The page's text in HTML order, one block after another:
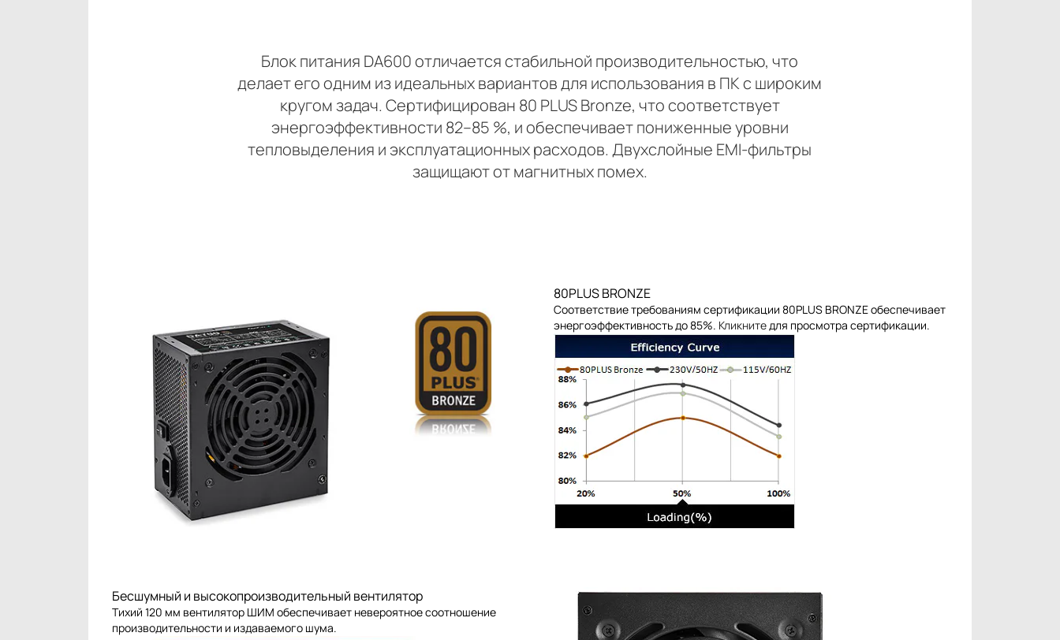
Блок питания DA600 отличается стабильной производительностью, что
делает его одним из идеальных вариантов для использования в ПК с широким
кругом задач. Сертифицирован 80 PLUS Bronze, что соответствует
энергоэффективности 82–85 %, и обеспечивает пониженные уровни
тепловыделения и эксплуатационных расходов. Двухслойные EMI-фильтры
защищают от магнитных помех.
80PLUS BRONZE
Соответствие требованиям сертификации 80PLUS BRONZE обеспечивает
энергоэффективность до 85%. Кликнитедля просмотра сертификации.
Бесшумный и высокопроизводительный вентилятор
Тихий 120 мм вентилятор ШИМ обеспечивает невероятное соотношение
производительности и издаваемого шума.